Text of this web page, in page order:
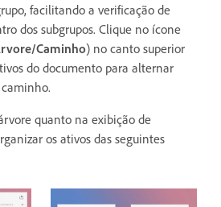
facilitando a verificação de
dos subgrupos. Clique no ícone
Caminho) no canto superior
do documento para alternar
quanto na exibição de
os ativos das seguintes